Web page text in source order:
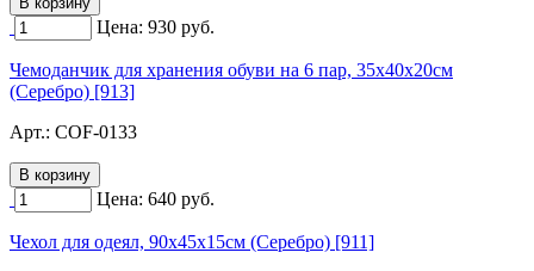
Цена: 930 руб.
Чемоданчик для хранения обуви на 6 пар, 35х40х20см
(Серебро) [913]
Арт.: COF-0133
Цена: 640 руб.
Чехол для одеял, 90х45х15см (Серебро) [911]